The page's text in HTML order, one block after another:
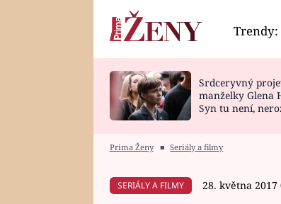
Horoskopy
HOROSKOP NA
Video
CELEBRITY
VAŘENÍ
Trendy:
Srdceryvný
manželky Glena
Syn tu není,
Prima Ženy ■ Seriály a filmy
SERIÁLY A FILMY 28. května 2017